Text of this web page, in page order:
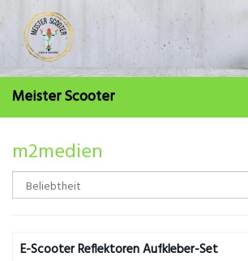
Skip
to
main
content
Meister Scooter
m2medien
E-Scooter Reflektoren Aufkleber-Set